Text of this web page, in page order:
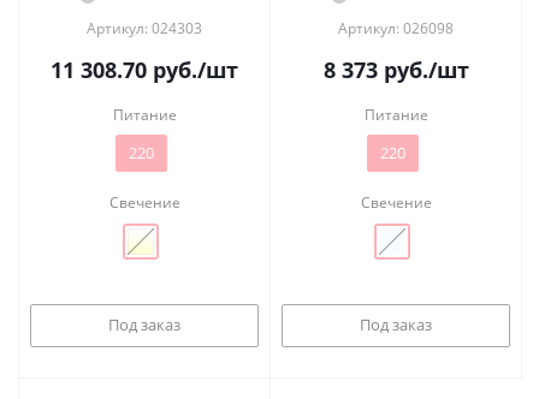
Артикул: 024303
11 308.70 руб./шт
Питание
220
Свечение
Под заказ
Артикул: 026098
8 373руб./шт
Питание
220
Свечение
Под заказ